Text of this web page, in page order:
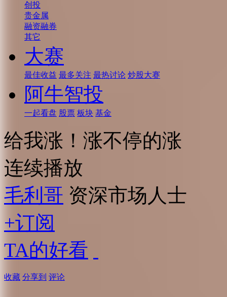
创投
贵金属
融资融券
其它
大赛
最佳收益 最多关注 最热讨论 炒股大赛
阿牛智投
一起看盘 股票 板块 基金
给我涨！涨不停的涨
连续播放
毛利哥 资深市场人士
+订阅
TA的好看
收藏 分享到 评论